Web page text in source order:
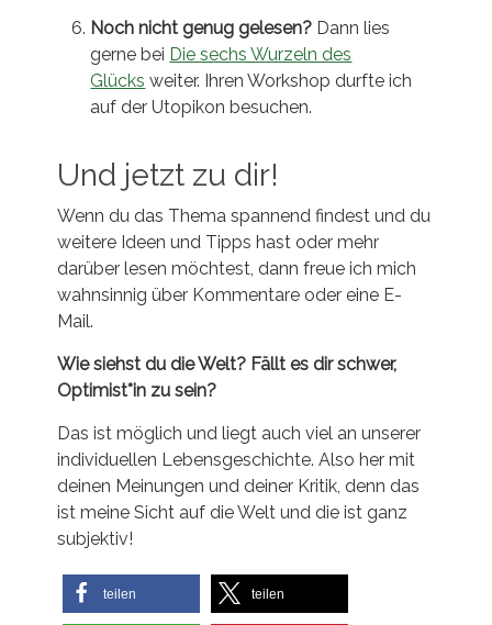
Noch nicht genug gelesen? Dann lies
gerne bei Die sechs Wurzeln des
Glücks weiter. Ihren Workshop durfte ich
auf der Utopikon besuchen.
Und jetzt zu dir!
Wenn du das Thema spannend findest und du
weitere Ideen und Tipps hast oder mehr
darüber lesen möchtest, dann freue ich mich
wahnsinnig über Kommentare oder eine E-
Mail.
Wie siehst du die Welt? Fällt es dir schwer,
Optimist*in zu sein?
Das ist möglich und liegt auch viel an unserer
individuellen Lebensgeschichte. Also her mit
deinen Meinungen und deiner Kritik, denn das
ist meine Sicht auf die Welt und die ist ganz
subjektiv!
teilen teilen